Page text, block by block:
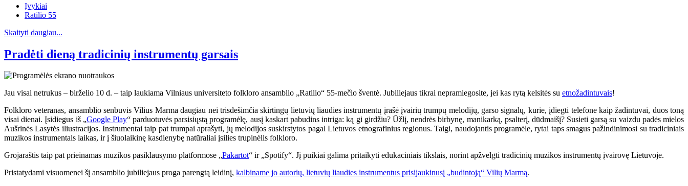
Įvykiai
Ratilio 55
Skaityti daugiau...
Pradėti dieną tradicinių instrumentų garsais
Jau visai netrukus – birželio 10 d. – taip laukiama Vilniaus universiteto folkloro ansamblio „Ratilio“ 55-mečio šventė. Jubiliejaus tikrai nepramiegosite, jei kas rytą kelsitės su etnožadintuvais!
Folkloro veteranas, ansamblio senbuvis Vilius Marma daugiau nei trisdešimčia skirtingų lietuvių liaudies instrumentų įrašė įvairių trumpų melodijų, garso signalų, kurie, įdiegti telefone kaip žadintuvai, duos toną
visai dienai. Įsidiegus iš „Google Play“ parduotuvės parsisiųstą programėlę, ausį kaskart pabudins intriga: ką gi girdžiu? Ūžlį, nendrės birbynę, manikarką, psalterį, dūdmaišį? Susieti garsą su vaizdu padės mielos
Aušrinės Lasytės iliustracijos. Instrumentai taip pat trumpai aprašyti, jų melodijos suskirstytos pagal Lietuvos etnografinius regionus. Taigi, naudojantis programėle, rytai taps smagus pažindinimosi su tradiciniais
muzikos instrumentais laikas, ir į šiuolaikinę kasdienybę natūraliai įsilies trupinėlis folkloro.
Grojaraštis taip pat prieinamas muzikos pasiklausymo platformose „Pakartot“ ir „Spotify“. Jį puikiai galima pritaikyti edukaciniais tikslais, norint apžvelgti tradicinių muzikos instrumentų įvairovę Lietuvoje.
Pristatydami visuomenei šį ansamblio jubiliejaus proga parengtą leidinį, kalbiname jo autorių, lietuvių liaudies instrumentus prisijaukinusį „budintoją“ Vilių Marmą.